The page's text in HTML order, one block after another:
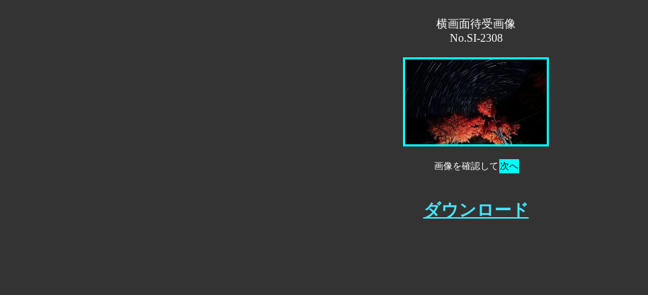
横画面待受画像
No.SI-2308
画像を確認して 次へ
ダウンロード